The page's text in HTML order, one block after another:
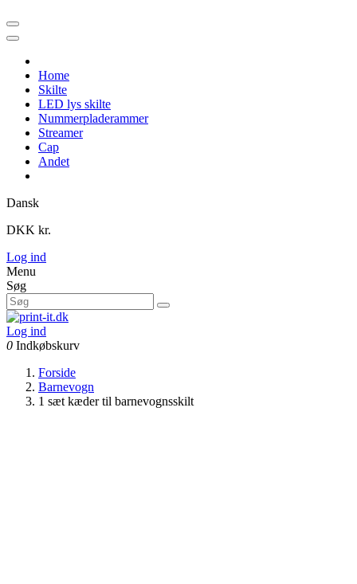
Home
Skilte
LED lys skilte
Nummerpladerammer
Streamer
Cap
Andet
Dansk
DKK kr.
Log ind
Menu
Søg
Log ind
0 Indkøbskurv
Forside
Barnevogn
1 sæt kæder til barnevognsskilt